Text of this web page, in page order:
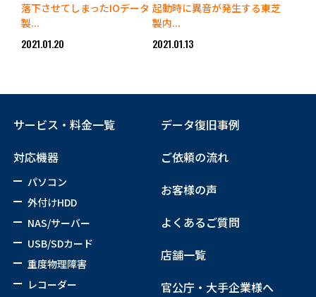
落下させてしまったIOデータ
製...
2021.01.20
起動時に異音が発生する東芝
製内...
2021.01.13
サービス・料金一覧
対応機器
パソコン
外付けHDD
NAS/サーバー
USB/SDカード
重度物理障害
レコーダー
データ復旧事例
ご依頼の流れ
お客様の声
よくあるご質問
店舗一覧
官公庁・大手企業様へ